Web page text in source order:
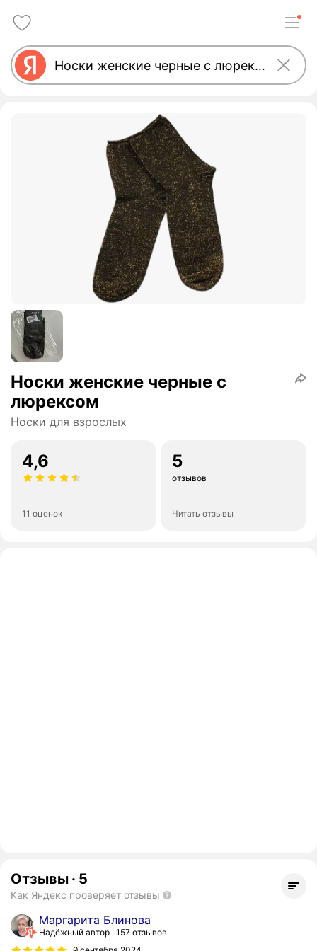
Носки женские черные с
люрексом
Носки для взрослых
4,6
11 оценок
5
отзывов
Читать отзывы
Отзывы · 5
Как Яндекс проверяет отзывы
Маргарита Блинова
Надёжный автор 157 отзывов